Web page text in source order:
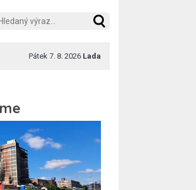
Pátek 7. 8. 2026 Lada